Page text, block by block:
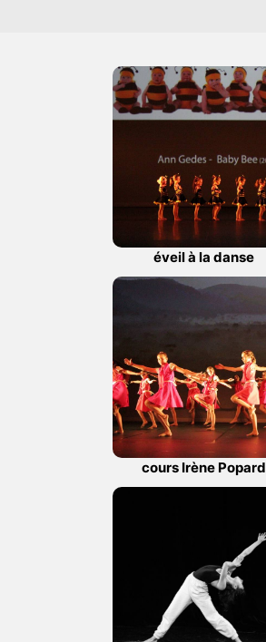
éveil à la danse
cours Irène Popard